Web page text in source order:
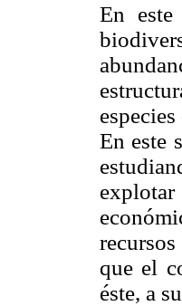
En este
En este
que el
éste, a